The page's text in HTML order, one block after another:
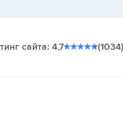
сайта: 4,7 (1034)